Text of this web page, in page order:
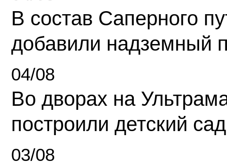
В состав Саперного
добавили надземный
04/08
Во дворах на
построили детский сад
03/08